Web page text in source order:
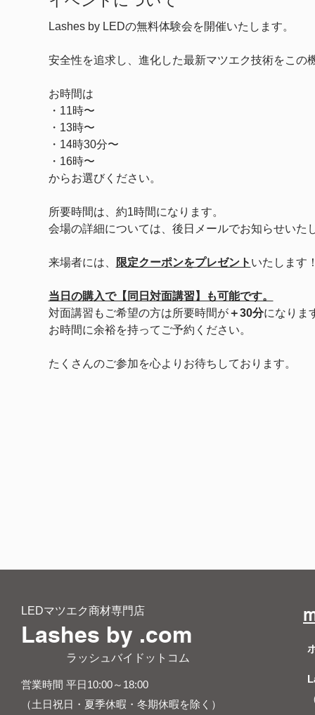
Lashes by LEDの無料体験会を開催いたします。
安全性を追求し、進化した最新マツエク技術をこの
お時間は
・11時〜
・13時〜
・14時30分〜
・16時〜
からお選びください。
所要時間は、約1時間になります。
会場の詳細については、後日メールでお知らせいた
来場者には、 限定クーポンをプレゼント いたします
当日の購入で【同日対面講習】も可能です。
対面講習もご希望の方は所要時間が＋30分になりま
お時間に余裕を持ってご予約ください。
たくさんのご参加を心よりお待ちしております。
LEDマツエク商材専門店
Lashes by .com
​ ラッシュバイドットコム
営業時間 平日10:00～18:00
（土日祝日・夏季休暇・冬期休暇を除く）